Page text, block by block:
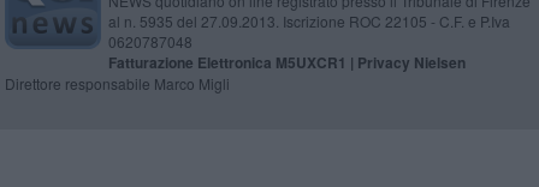
al n. 5935 del 27.09.2013. Iscrizione ROC 22105 - C.F. e P.Iva
0620787048
Fatturazione Elettronica M5UXCR1 | Privacy Nielsen
Direttore responsabile Marco Migli